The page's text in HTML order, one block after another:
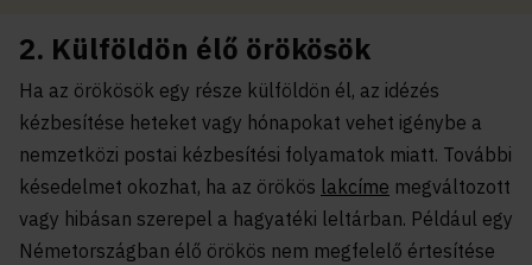
2. Külföldön élő örökösök
Ha az örökösök egy része külföldön él, az idézés
kézbesítése heteket vagy hónapokat vehet igénybe a
nemzetközi postai kézbesítési folyamatok miatt. További
késedelmet okozhat, ha az örökös lakcíme megváltozott
vagy hibásan szerepel a hagyatéki leltárban. Például egy
Németországban élő örökös nem megfelelő értesítése